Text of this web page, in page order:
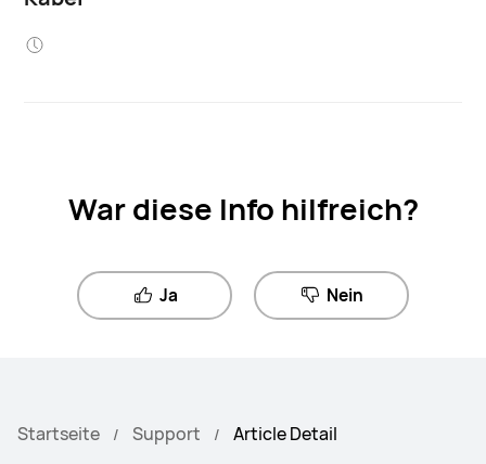
War diese Info hilfreich?
Ja Nein
Startseite Support Article Detail